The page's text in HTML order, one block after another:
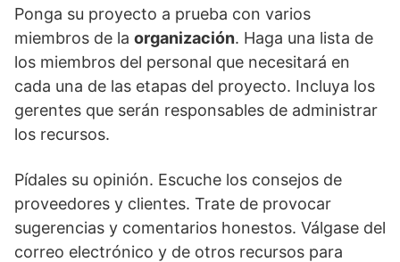
Ponga su proyecto a prueba con varios
miembros de la organización. Haga una lista de
los miembros del personal que necesitará en
cada una de las etapas del proyecto. Incluya los
gerentes que serán responsables de administrar
los recursos.
Pídales su opinión. Escuche los consejos de
proveedores y clientes. Trate de provocar
sugerencias y comentarios honestos. Válgase del
correo electrónico y de otros recursos para